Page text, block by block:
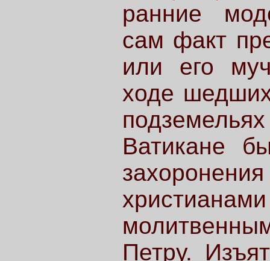
ранние
сам факт
или его
ходе
Ватикане
Петру.